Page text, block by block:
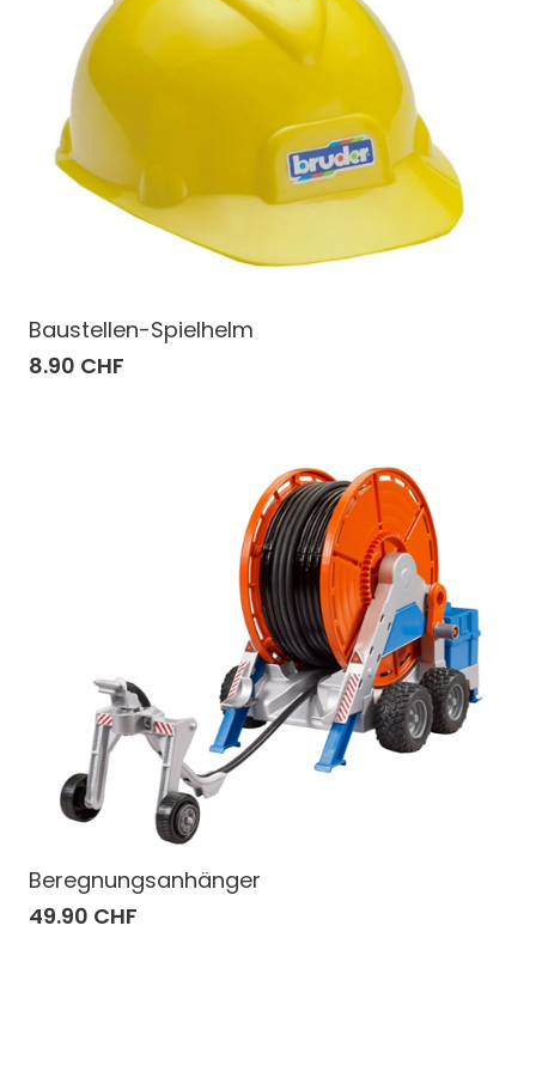
Baustellen-Spielhelm
8.90 CHF
Beregnungsanhänger
49.90 CHF